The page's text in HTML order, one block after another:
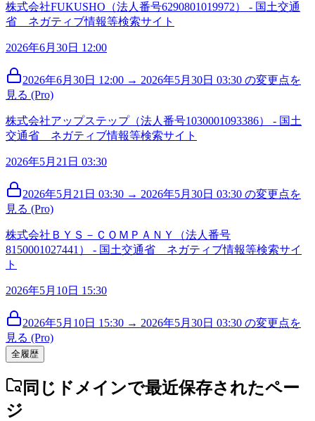
株式会社FUKUSHO（法人番号6290801019972） - 国土交通
省 ネガティブ情報等検索サイト
2026年6月30日 12:00
2026年6月30日 12:00 → 2026年5月30日 03:30 の変更点を
見る (Pro)
株式会社アップステップ（法人番号1030001093386） - 国土
交通省 ネガティブ情報等検索サイト
2026年5月21日 03:30
2026年5月21日 03:30 → 2026年5月30日 03:30 の変更点を
見る (Pro)
株式会社ＢＹＳ－ＣＯＭＰＡＮＹ（法人番号
8150001027441） - 国土交通省 ネガティブ情報等検索サイ
ト
2026年5月10日 15:30
2026年5月10日 15:30 → 2026年5月30日 03:30 の変更点を
見る (Pro)
全履歴
同じドメインで最近保存されたペー
ジ